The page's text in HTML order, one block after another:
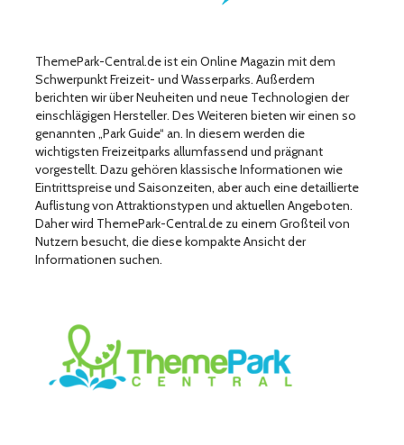
ThemePark-Central.de ist ein Online Magazin mit dem
Schwerpunkt Freizeit- und Wasserparks. Außerdem
berichten wir über Neuheiten und neue Technologien der
einschlägigen Hersteller. Des Weiteren bieten wir einen so
genannten „Park Guide“ an. In diesem werden die
wichtigsten Freizeitparks allumfassend und prägnant
vorgestellt. Dazu gehören klassische Informationen wie
Eintrittspreise und Saisonzeiten, aber auch eine detaillierte
Auflistung von Attraktionstypen und aktuellen Angeboten.
Daher wird ThemePark-Central.de zu einem Großteil von
Nutzern besucht, die diese kompakte Ansicht der
Informationen suchen.